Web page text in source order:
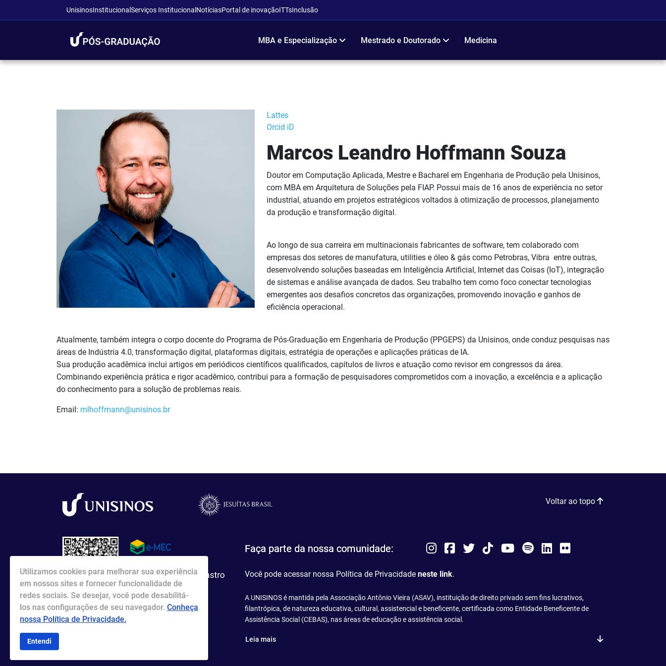
UnisinosInstitucional Serviços Institucional NotíciasPortal de inovaçãoITTsInclusão
MBA e Especialização Mestrado e Doutorado Medicina
Lattes
Orcid iD
Marcos Leandro Hoffmann Souza
Doutor em Computação Aplicada, Mestre e Bacharel em Engenharia de Produção pela Unisinos,
com MBA em Arquitetura de Soluções pela FIAP. Possui mais de 16 anos de experiência no setor
industrial, atuando em projetos estratégicos voltados à otimização de processos, planejamento
da produção e transformação digital.
Ao longo de sua carreira em multinacionais fabricantes de software, tem colaborado com
empresas dos setores de manufatura, utilities e óleo & gás como Petrobras, Vibra entre outras,
desenvolvendo soluções baseadas em Inteligência Artificial, Internet das Coisas (IoT), integração
de sistemas e análise avançada de dados. Seu trabalho tem como foco conectar tecnologias
emergentes aos desafios concretos das organizações, promovendo inovação e ganhos de
eficiência operacional.
Atualmente, também integra o corpo docente do Programa de Pós-Graduação em Engenharia de Produção (PPGEPS) da Unisinos, onde conduz pesquisas nas
áreas de Indústria 4.0, transformação digital, plataformas digitais, estratégia de operações e aplicações práticas de IA.
Sua produção acadêmica inclui artigos em periódicos científicos qualificados, capítulos de livros e atuação como revisor em congressos da área.
Combinando experiência prática e rigor acadêmico, contribui para a formação de pesquisadores comprometidos com a inovação, a excelência e a aplicação
do conhecimento para a solução de problemas reais.
Email: mlhoffmann@unisinos.br
Voltar ao topo
Faça parte da nossa comunidade: Instagram
Facebook
Twitter
Tiktok
YouSpotifyLinkedIn
Flickr
Você pode acessar nossa Política de Privacidade neste link.
A UNISINOS é mantida pela Associação Antônio Vieira (ASAV), instituição de direito privado sem fins lucrativos,
filantrópica, de natureza educativa, cultural, assistencial e beneficente, certificada como Entidade Beneficente de
Assistência Social (CEBAS), nas áreas de educação e assistência social.
Leia mais
Utilizamos cookies para melhorar sua experiência
em nossos sites e fornecer funcionalidade de
redes sociais. Se desejar, você pode desabilitá-
los nas configurações de seu navegador. Conheça
nossa Política de Privacidade.
Entendi